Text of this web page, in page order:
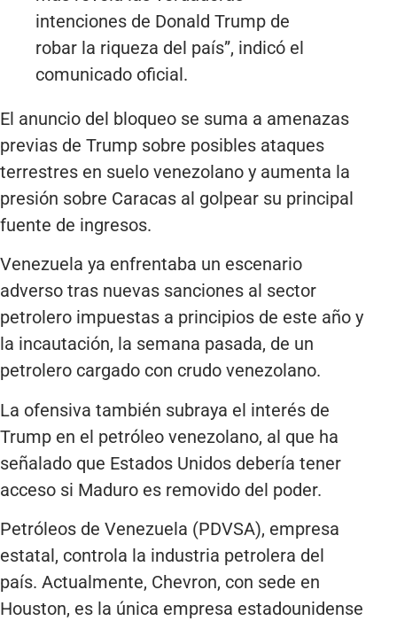
intenciones de Donald Trump de
robar la riqueza del país”, indicó el
comunicado oficial.
El anuncio del bloqueo se suma a amenazas
previas de Trump sobre posibles ataques
terrestres en suelo venezolano y aumenta la
presión sobre Caracas al golpear su principal
fuente de ingresos.
Venezuela ya enfrentaba un escenario
adverso tras nuevas sanciones al sector
petrolero impuestas a principios de este año y
la incautación, la semana pasada, de un
petrolero cargado con crudo venezolano.
La ofensiva también subraya el interés de
Trump en el petróleo venezolano, al que ha
señalado que Estados Unidos debería tener
acceso si Maduro es removido del poder.
Petróleos de Venezuela (PDVSA), empresa
estatal, controla la industria petrolera del
país. Actualmente, Chevron, con sede en
Houston, es la única empresa estadounidense